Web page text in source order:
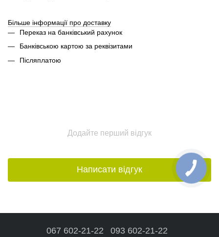
Більше інформації про доставку
Переказ на банківський рахунок
Банківською картою за реквізитами
Післяплатою
Додайте перший відгук
Написати відгук
067 602-21-22 093 602-21-22